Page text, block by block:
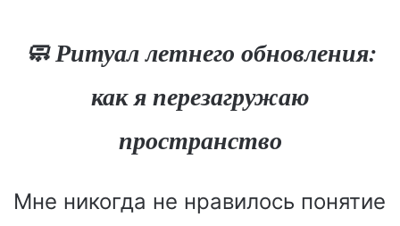
🧼 Ритуал летнего обновления:
как я перезагружаю
пространство
Мне никогда не нравилось понятие